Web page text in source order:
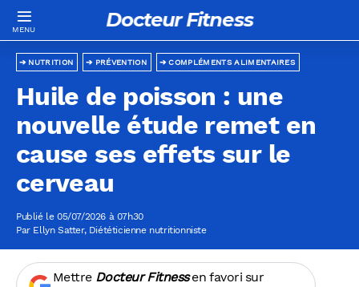
Docteur Fitness
COMPLÉMENTS ALIMENTAIRES
NUTRITION PRÉVENTION
Huile de poisson : une
nouvelle étude remet en
cause ses effets sur le
cerveau
Publié le 05/07/2026 à 07h30
Par Ellyn Satter, Diététicienne nutritionniste
Mettre Docteur Fitnessen favori sur